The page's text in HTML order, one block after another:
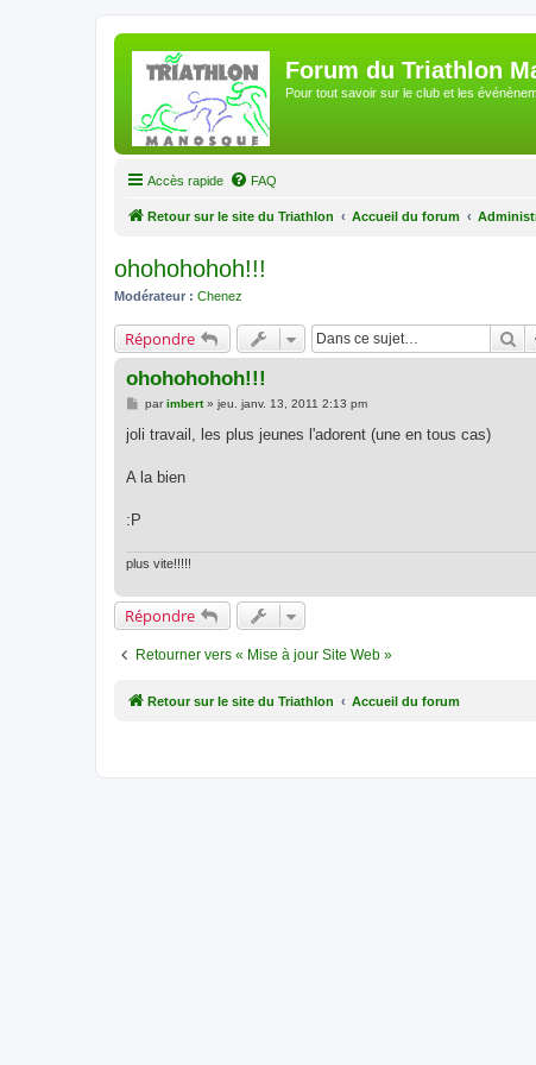
Forum du Triathlon
Pour tout savoir sur le club et les
Accès rapide FAQ
Retour sur le site du Triathlon Accueil du forum
ohohohohoh!!!
Modérateur : Chenez
Répondre
ohohohohoh!!!
M
s
g
parimbert» jeu. janv. 13, 2011 2:13 pm
joli travail, les plus jeunes l'adorent (une en tous cas)
A la bien
:P
plus vite!!!!!
Répondre
Retourner vers « Mise à jour Site Web »
Retour sur le site du Triathlon Accueil du forum